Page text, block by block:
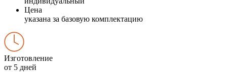
Цена
указана за базовую комплектацию
Изготовление
от 5 дней